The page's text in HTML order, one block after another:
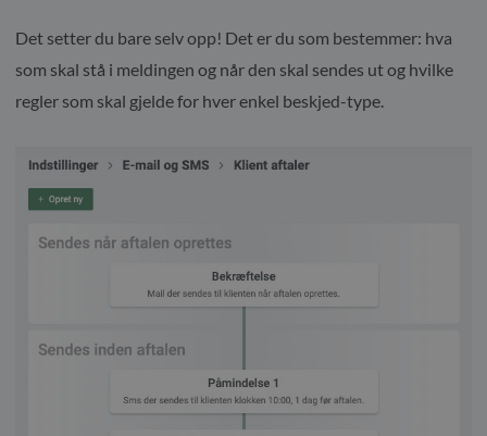
Det setter du bare selv opp! Det er du som bestemmer: hva
som skal stå i meldingen og når den skal sendes ut og hvilke
regler som skal gjelde for hver enkel beskjed-type.